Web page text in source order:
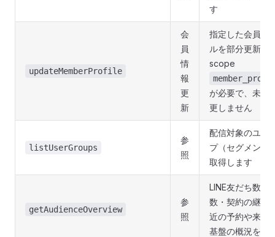
す
updateMemberProfile
会
員
情
報
更
新
指定した会員の
ルを部分更新し
scope
が必要で、未指
更しません
listUserGroups
参
照
配信対象のユー
プ（セグメント
取得します
getAudienceOverview
参
照
LINE友だち数・
数・契約の継続/
近の予約や来店
基盤の概況を取